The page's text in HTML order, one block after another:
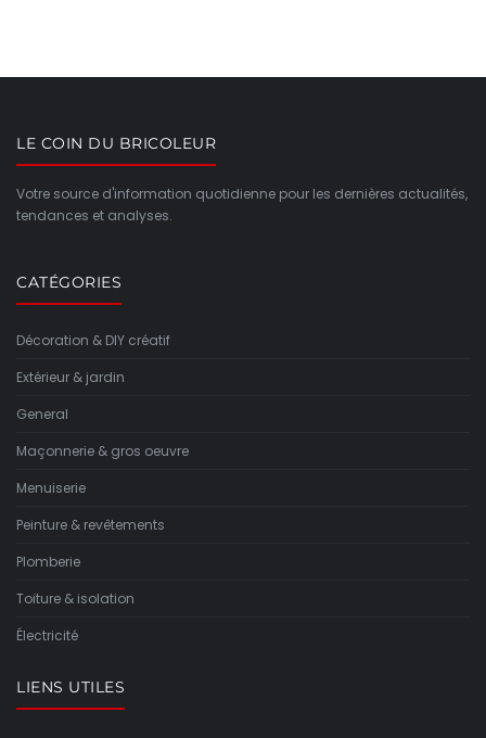
LE COIN DU BRICOLEUR
Votre source d'information quotidienne pour les dernières actualités,
tendances et analyses.
CATÉGORIES
Décoration & DIY créatif
Extérieur & jardin
General
Maçonnerie & gros oeuvre
Menuiserie
Peinture & revêtements
Plomberie
Toiture & isolation
Électricité
LIENS UTILES